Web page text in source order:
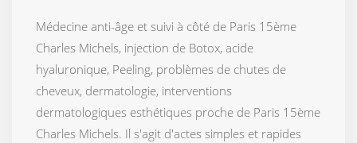
Médecine anti-âge et suivi à côté de Paris 15ème
Charles Michels, injection de Botox, acide
hyaluronique, Peeling, problèmes de chutes de
cheveux, dermatologie, interventions
dermatologiques esthétiques proche de Paris 15ème
Charles Michels. Il s'agit d'actes simples et rapides